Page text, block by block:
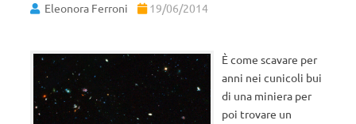
Eleonora Ferroni 19/06/2014
È come scavare per
anni nei cunicoli bui
di una miniera per
poi trovare un